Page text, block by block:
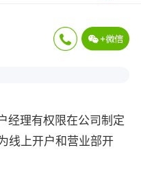
经理有权限在公司制定
线上开户和营业部开